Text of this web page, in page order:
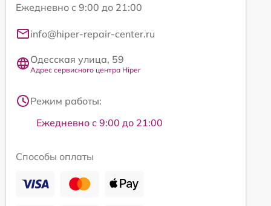
Ежедневно с 9:00 до 21:00
info@hiper-repair-center.ru
Одесская улица, 59
Адрес сервисного центра Hiper
Режим работы:
Ежедневно с 9:00 до 21:00
Способы оплаты